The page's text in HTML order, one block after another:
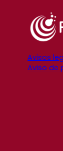
Avisos
Aviso de